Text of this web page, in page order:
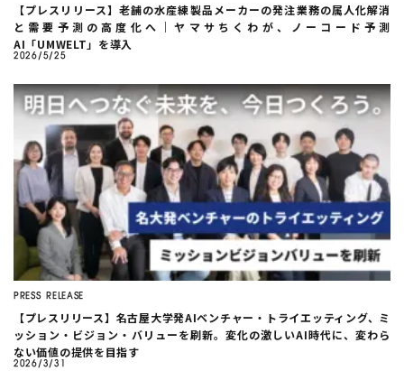
【プレスリリース】老舗の水産練製品メーカーの発注業務の属人化解消
と需要予測の高度化へ｜ヤマサちくわが、ノーコード予測
AI「UMWELT」を導入
2026/5/25
PRESS RELEASE
【プレスリリース】名古屋大学発AIベンチャー・トライエッティング、ミ
ッション・ビジョン・バリューを刷新。変化の激しいAI時代に、変わら
ない価値の提供を目指す
2026/3/31